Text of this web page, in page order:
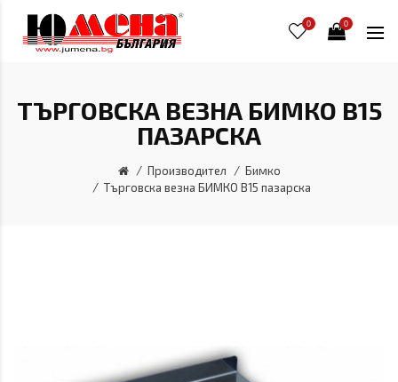
0 0
ТЪРГОВСКА ВЕЗНА БИМКО В15
ПАЗАРСКА
Производител
Бимко
Търговска везна БИМКО В15 пазарска